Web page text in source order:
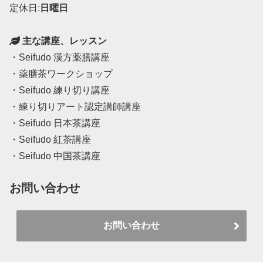
定休日: 日曜日
主な講座、レッスン
・Seifudo 漢方薬膳講座
・薬膳茶ワークショップ
・Seifudo 練り切り講座
・練り切りアート認定講師講座
・Seifudo 日本茶講座
・Seifudo 紅茶講座
・Seifudo 中国茶講座
お問い合わせ
お問い合わせ